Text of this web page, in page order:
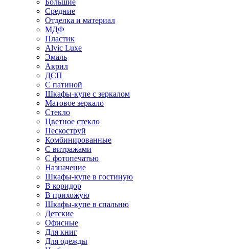
Большие
Средние
Отделка и материал
МДФ
Пластик
Alvic Luxe
Эмаль
Акрил
ДСП
С патиной
Шкафы-купе с зеркалом
Матовое зеркало
Стекло
Цветное стекло
Пескоструй
Комбинированные
С витражами
С фотопечатью
Назначение
Шкафы-купе в гостиную
В коридор
В прихожую
Шкафы-купе в спальню
Детские
Офисные
Для книг
Для одежды